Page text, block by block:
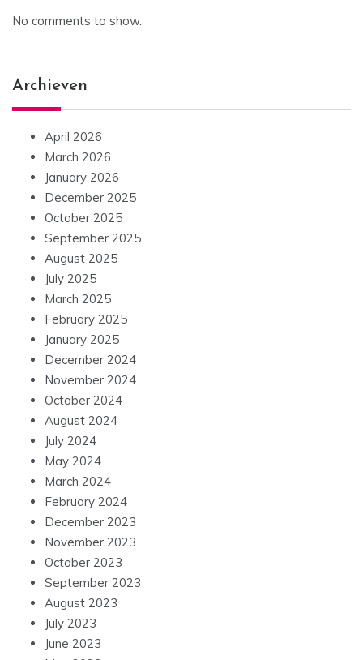
No comments to show.
Archieven
April 2026
March 2026
January 2026
December 2025
October 2025
September 2025
August 2025
July 2025
March 2025
February 2025
January 2025
December 2024
November 2024
October 2024
August 2024
July 2024
May 2024
March 2024
February 2024
December 2023
November 2023
October 2023
September 2023
August 2023
July 2023
June 2023